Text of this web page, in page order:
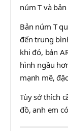
núm T và bản
Bản núm T
đến trung
khi đó, bản
hình ngầu
mạnh mẽ,
Tùy sở thích
đồ, anh em